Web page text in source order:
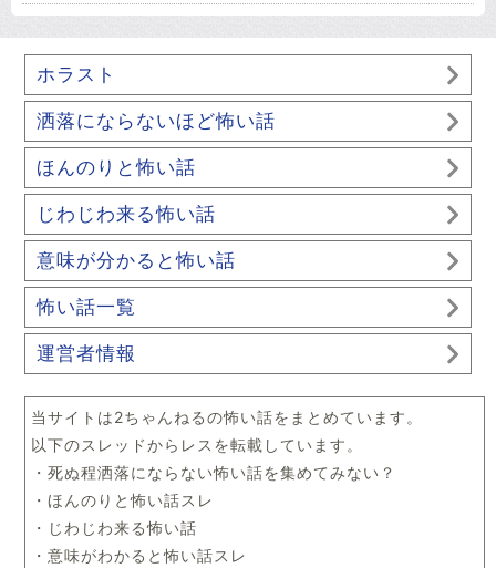
ホラスト
洒落にならないほど怖い話
ほんのりと怖い話
じわじわ来る怖い話
意味が分かると怖い話
怖い話一覧
運営者情報
当サイトは2ちゃんねるの怖い話をまとめています。
以下のスレッドからレスを転載しています。
・死ぬ程洒落にならない怖い話を集めてみない？
・ほんのりと怖い話スレ
・じわじわ来る怖い話
・意味がわかると怖い話スレ